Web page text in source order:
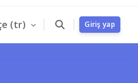
‎(tr)‎ Giriş yap